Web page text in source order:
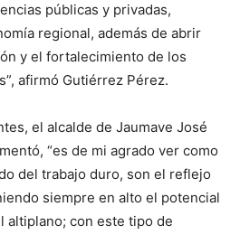
públicas y privadas,
regional, además de abrir
y el fortalecimiento de los
afirmó Gutiérrez Pérez.
el alcalde de Jaumave José
“es de mi agrado ver como
del trabajo duro, son el reflejo
siempre en alto el potencial
altiplano; con este tipo de